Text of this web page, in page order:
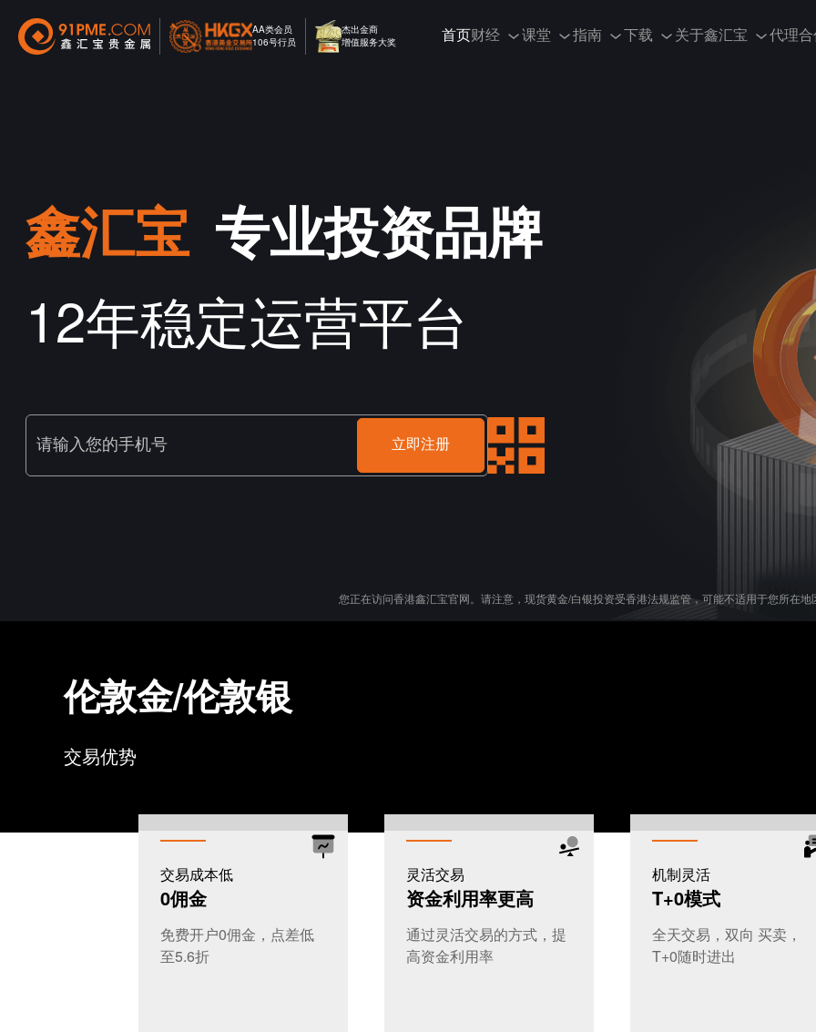
AA类会员
106号行员
杰出金商
增值服务大奖
首页 财经 课堂 指南 下载 关于鑫汇宝 代理
鑫汇宝 专业投资品牌
12年稳定运营平台
请输入您的手机号 立即注册
您正在访问香港鑫汇宝官网。请注意，现货黄金/白银投资受香港法规监管，可能不适用于您所在地
伦敦金/伦敦银
交易优势
交易成本低
0佣金
免费开户0佣金，点差低
至5.6折
灵活交易
资金利用率更高
通过灵活交易的方式，提
高资金利用率
机制灵活
T+0模式
全天交易，双向 买卖，
T+0随时进出